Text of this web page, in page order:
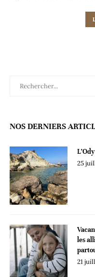
NOS DERNIERS
25
les
21